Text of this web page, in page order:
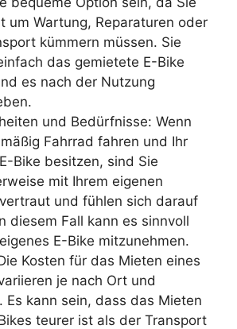
um Wartung, Reparaturen oder
kümmern müssen. Sie
das gemietete E-Bike
es nach der Nutzung
und Bedürfnisse: Wenn
Fahrrad fahren und Ihr
Bike besitzen, sind Sie
mit Ihrem eigenen
und fühlen sich darauf
diesem Fall kann es sinnvoll
E-Bike mitzunehmen.
Kosten für das Mieten eines
je nach Ort und
Es kann sein, dass das Mieten
teurer ist als der Transport